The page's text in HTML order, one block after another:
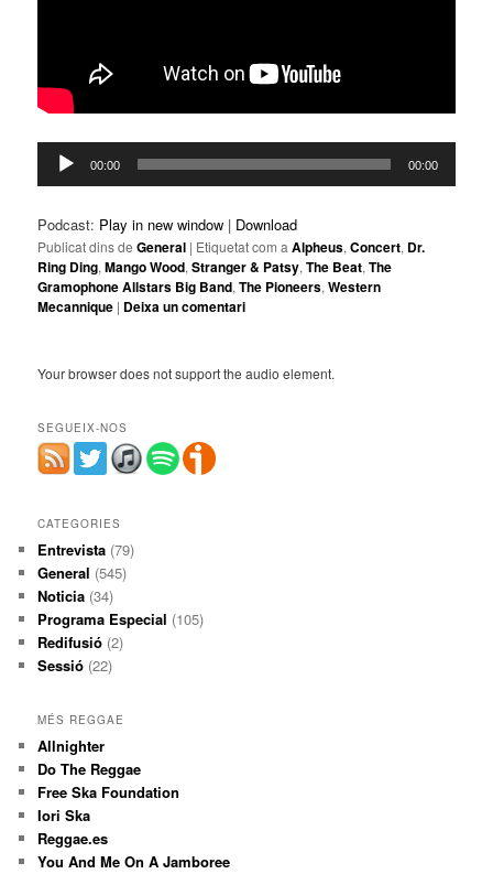
Reproductor
d'àudio
00:00 00:00
Podcast: Play in new window | Download
Publicat dins de General | Etiquetat com a Alpheus,Concert, Dr.
Ring Ding,Mango Wood,Stranger & Patsy,The Beat,The
Gramophone Allstars Big Band,The Pioneers,Western
Mecannique | Deixa un comentari
Your browser does not support the audio element.
SEGUEIX-NOS
CATEGORIES
Entrevista (79)
General (545)
Noticia (34)
Programa Especial (105)
Redifusió (2)
Sessió (22)
MÉS REGGAE
Allnighter
Do The Reggae
Free Ska Foundation
Iori Ska
Reggae.es
You And Me On A Jamboree